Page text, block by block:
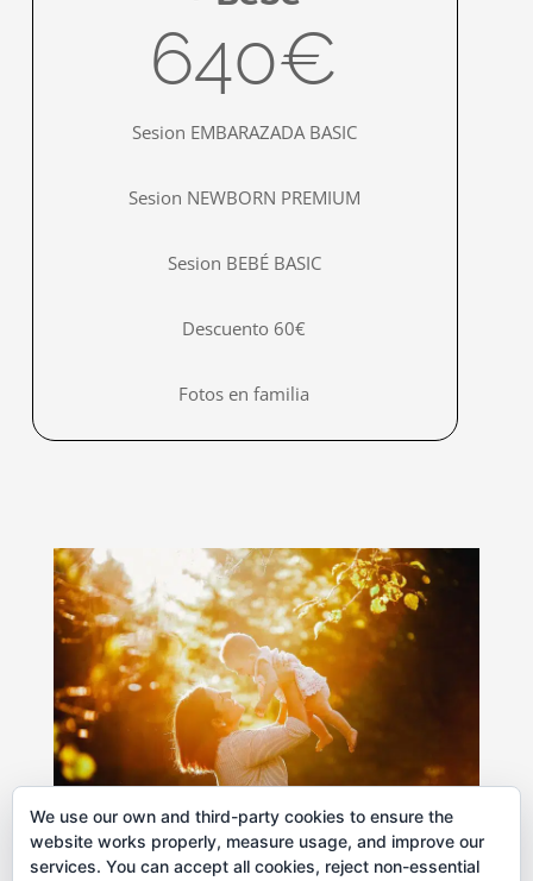
640€
Sesion EMBARAZADA BASIC
Sesion NEWBORN PREMIUM
Sesion BEBÉ BASIC
Descuento 60€
Fotos en familia
We use our own and third-party cookies to ensure the
website works properly, measure usage, and improve our
services. You can accept all cookies, reject non-essential